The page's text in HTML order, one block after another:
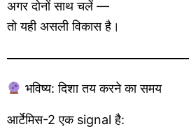
अगर दोनों साथ चलें —
तो यही असली विकास है।
भविष्य: दिशा तय करने का समय
आर्टेमिस-2 एक signal है: